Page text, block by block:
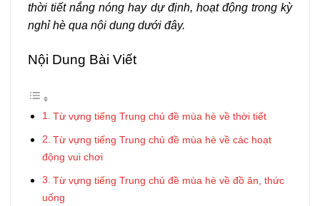
thời tiết nắng nóng hay dự định, hoạt động trong kỳ
nghỉ hè qua nội dung dưới đây.
Nội Dung Bài Viết
Từ vựng tiếng Trung chủ đề mùa hè về thời tiết
Từ vựng tiếng Trung chủ đề mùa hè về các hoạt
động vui chơi
Từ vựng tiếng Trung chủ đề mùa hè về đồ ăn, thức
uống